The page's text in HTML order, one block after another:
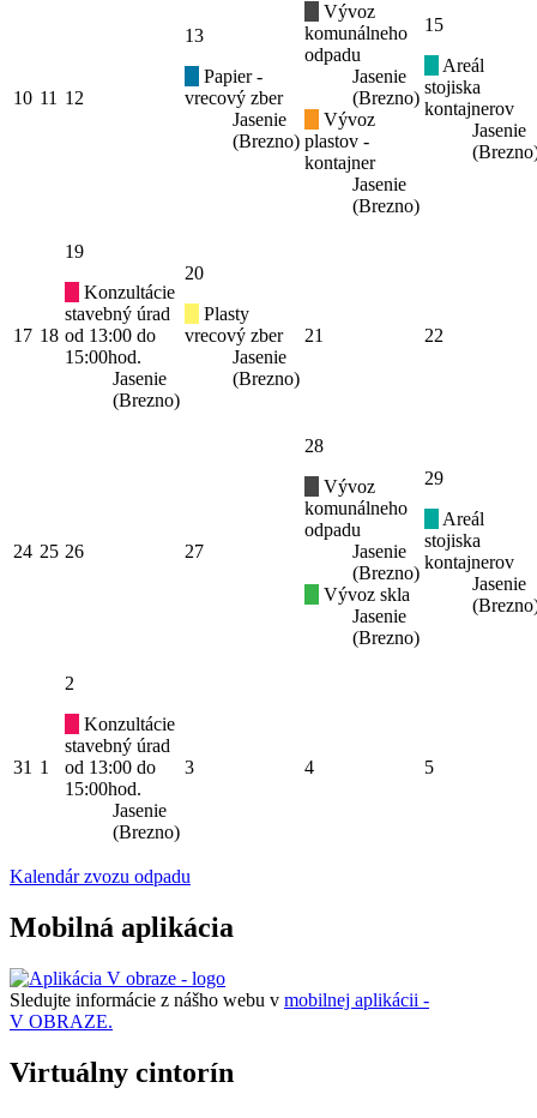
10 11 12
13
Papier -
vrecový zber
Jasenie
(Brezno)
Vývoz
komunálneho
odpadu
Jasenie
(Brezno)
Vývoz
plastov -
kontajner
Jasenie
(Brezno)
15
Areál
stojiska
kontajnerov
Jasenie
17 18
19
Konzultácie
stavebný úrad
od 13:00 do
15:00hod.
Jasenie
(Brezno)
20
Plasty
vrecový zber
Jasenie
(Brezno)
21 22
24 25 26 27
28
Vývoz
komunálneho
odpadu
Jasenie
(Brezno)
Vývoz skla
Jasenie
(Brezno)
29
Areál
stojiska
kontajnerov
Jasenie
31 1
2
Konzultácie
stavebný úrad
od 13:00 do
15:00hod.
Jasenie
(Brezno)
3 4 5
Kalendár zvozu odpadu
Mobilná aplikácia
Sledujte informácie z nášho webu v mobilnej aplikácii -
V OBRAZE.
Virtuálny cintorín